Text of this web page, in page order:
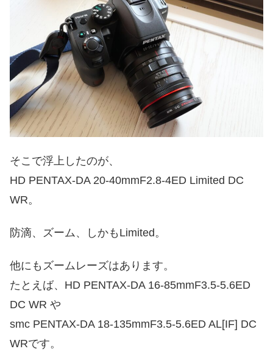
そこで浮上したのが、
HD PENTAX-DA 20-40mmF2.8-4ED Limited DC
WR。
防滴、ズーム、しかもLimited。
他にもズームレーズはあります。
たとえば、HD PENTAX-DA 16-85mmF3.5-5.6ED
DC WR や
smc PENTAX-DA 18-135mmF3.5-5.6ED AL[IF] DC
WRです。